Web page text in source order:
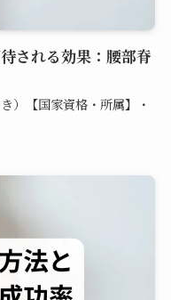
される効果：腰部脊
）【国家資格・所属】・